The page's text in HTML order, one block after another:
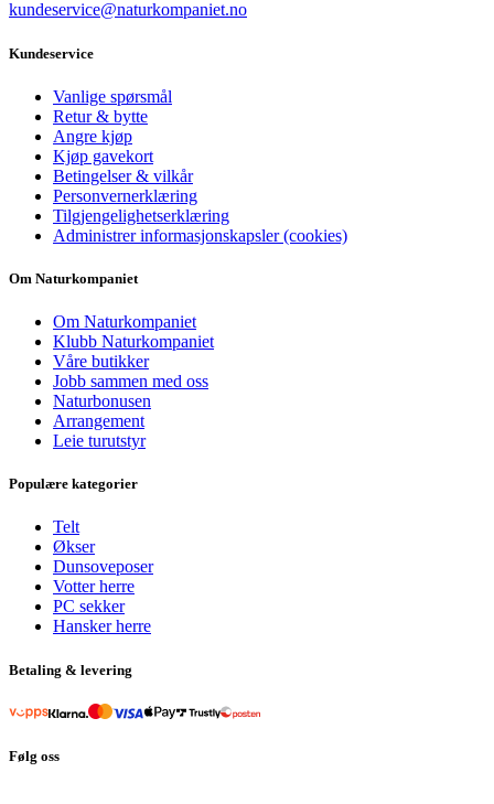
kundeservice@naturkompaniet.no
Kundeservice
Vanlige spørsmål
Retur & bytte
Angre kjøp
Kjøp gavekort
Betingelser & vilkår
Personvernerklæring
Tilgjengelighetserklæring
Administrer informasjonskapsler (cookies)
Om Naturkompaniet
Om Naturkompaniet
Klubb Naturkompaniet
Våre butikker
Jobb sammen med oss
Naturbonusen
Arrangement
Leie turutstyr
Populære kategorier
Telt
Økser
Dunsoveposer
Votter herre
PC sekker
Hansker herre
Betaling & levering
Følg oss